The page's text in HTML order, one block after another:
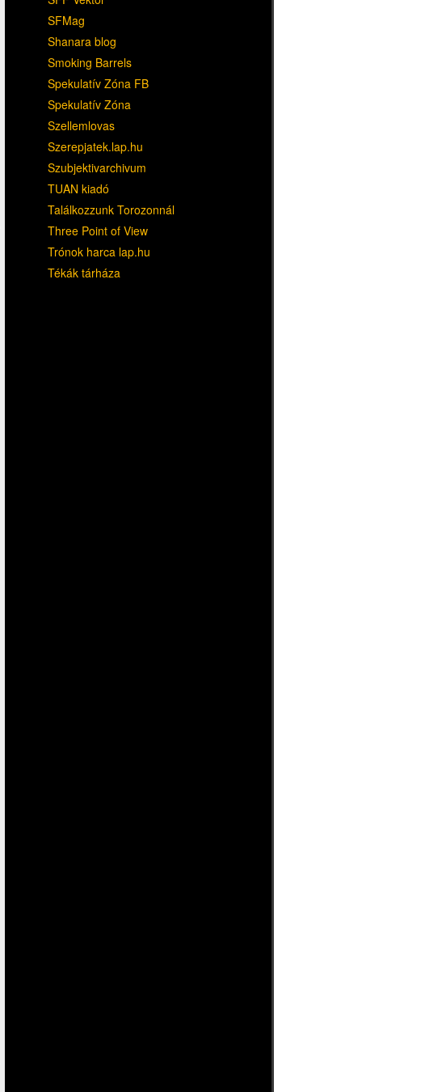
SFMag
Shanara blog
Smoking Barrels
Spekulatív Zóna FB
Spekulatív Zóna
Szellemlovas
Szerepjatek.lap.hu
Szubjektivarchivum
TUAN kiadó
Találkozzunk Torozonnál
Three Point of View
Trónok harca lap.hu
Tékák tárháza